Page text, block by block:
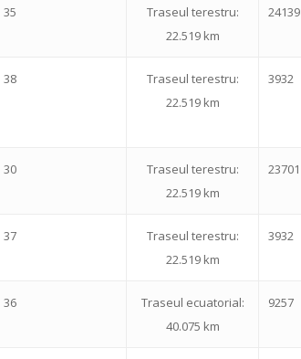
35
Traseul terestru:
22.519 km
24139
38
Traseul terestru:
22.519 km
3932
30
Traseul terestru:
22.519 km
23701
37
Traseul terestru:
22.519 km
3932
36
Traseul ecuatorial:
40.075 km
9257